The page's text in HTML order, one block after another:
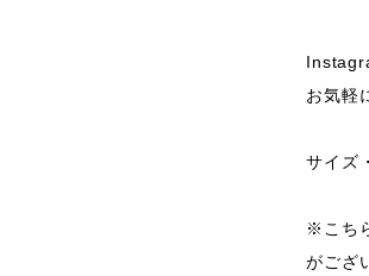
お気軽
サイズ
※こち
がござ